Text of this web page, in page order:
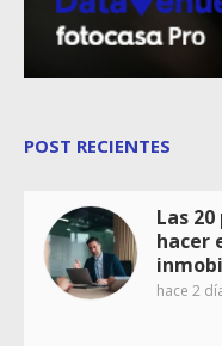
POST RECIENTES
Las
hacer
hace 2